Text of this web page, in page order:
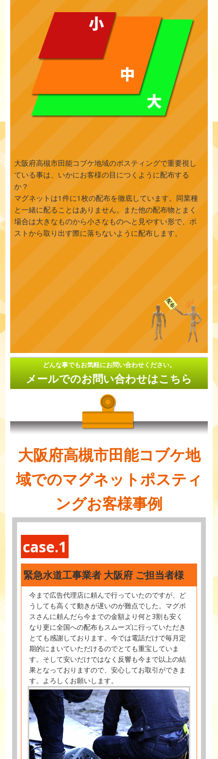
大阪府高槻市田能コブケ地域のポスティングで重要視し
ている事は、いかにお客様の目につくように配布する
か？
マグネットは1件に1枚の配布を徹底しています。同業種
と一緒に配ることはありません。また他の配布物とまく
場合は大きなものから小さなものへと見やすい形で、ポ
ストから取り出す際に落ちないように配布します。
どんな事でもお気軽にお問い合わせください。
メールでのお問い合わせはこちら
大阪府高槻市田能コブケ地
域でのマグネットポスティ
ングお客様事例
case.1
緊急水道工事業者 大阪府 ご担当者様
今まで広告代理店に頼んで行っていたのですが、ど
うしても高くて動きが遅いのが難点でした。マグポ
スさんに頼んだら今までの金額より何と3割も安く
なり更に全国への配布もスムーズに行っていただき
とても感謝しております。今では電話だけで毎月定
期的にまいていただけるのでとても重宝していま
す。そして安いだけではなく反響も今まで以上の結
果となっておりますので、安心してお取引ができま
す。よろしくお願いします。